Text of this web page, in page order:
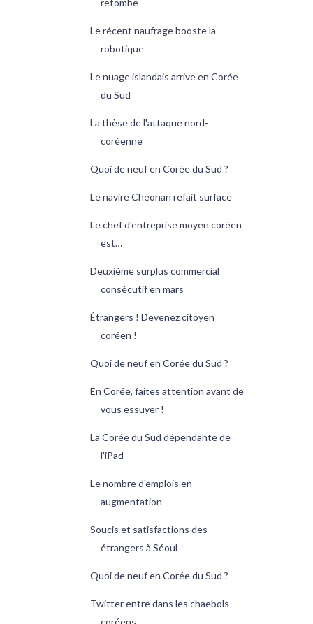
retombe
Le récent naufrage booste la
robotique
Le nuage islandais arrive en Corée
du Sud
La thèse de l'attaque nord-
coréenne
Quoi de neuf en Corée du Sud ?
Le navire Cheonan refait surface
Le chef d'entreprise moyen coréen
est…
Deuxième surplus commercial
consécutif en mars
Étrangers ! Devenez citoyen
coréen !
Quoi de neuf en Corée du Sud ?
En Corée, faites attention avant de
vous essuyer !
La Corée du Sud dépendante de
l'iPad
Le nombre d'emplois en
augmentation
Soucis et satisfactions des
étrangers à Séoul
Quoi de neuf en Corée du Sud ?
Twitter entre dans les chaebols